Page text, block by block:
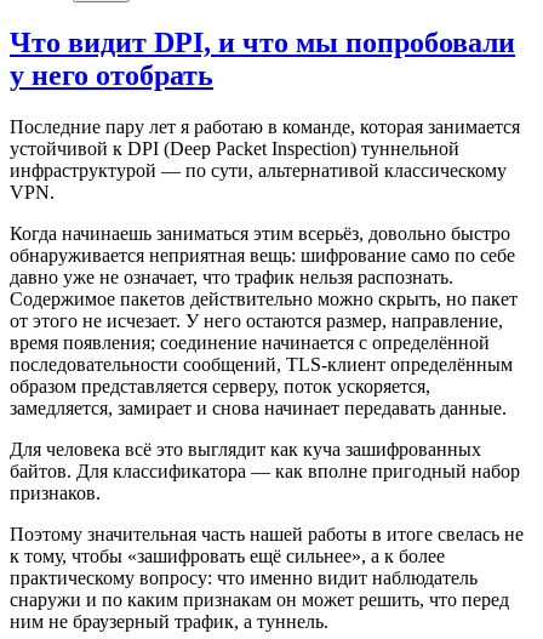
Что видит DPI, и что мы попробовали
у него отобрать
Последние пару лет я работаю в команде, которая занимается
устойчивой к DPI (Deep Packet Inspection) туннельной
инфраструктурой — по сути, альтернативой классическому
VPN.
Когда начинаешь заниматься этим всерьёз, довольно быстро
обнаруживается неприятная вещь: шифрование само по себе
давно уже не означает, что трафик нельзя распознать.
Содержимое пакетов действительно можно скрыть, но пакет
от этого не исчезает. У него остаются размер, направление,
время появления; соединение начинается с определённой
последовательности сообщений, TLS-клиент определённым
образом представляется серверу, поток ускоряется,
замедляется, замирает и снова начинает передавать данные.
Для человека всё это выглядит как куча зашифрованных
байтов. Для классификатора — как вполне пригодный набор
признаков.
Поэтому значительная часть нашей работы в итоге свелась не
к тому, чтобы «зашифровать ещё сильнее», а к более
практическому вопросу: что именно видит наблюдатель
снаружи и по каким признакам он может решить, что перед
ним не браузерный трафик, а туннель.